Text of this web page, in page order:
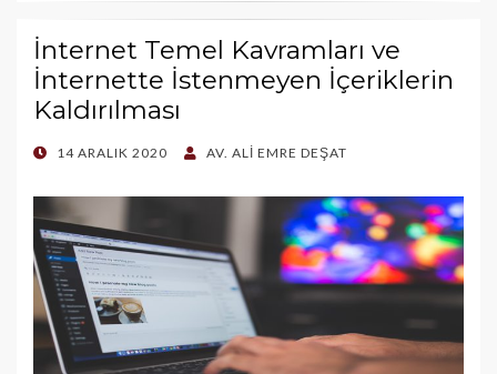
İnternet Temel Kavramları ve
İnternette İstenmeyen İçeriklerin
Kaldırılması
POSTED
14 ARALIK 2020 AV. ALI EMRE DEŞAT